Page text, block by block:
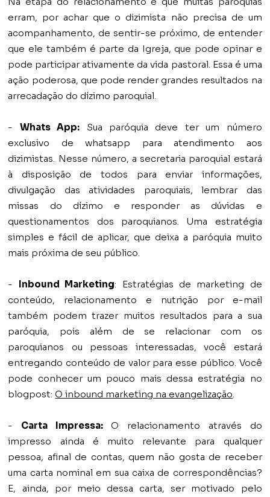
erram, por achar que o dizimista não precisa de um
acompanhamento, de sentir-se próximo, de entender
que ele também é parte da Igreja, que pode opinar e
pode participar ativamente da vida pastoral. Essa é uma
ação poderosa, que pode render grandes resultados na
arrecadação do dízimo paroquial.
- Whats App: Sua paróquia deve ter um número
exclusivo de whatsapp para atendimento aos
dizimistas. Nesse número, a secretaria paroquial estará
à disposição de todos para enviar informações,
divulgação das atividades paroquiais, lembrar das
missas do dízimo e responder as dúvidas e
questionamentos dos paroquianos. Uma estratégia
simples e fácil de aplicar, que deixa a paróquia muito
mais próxima de seu público.
- Inbound Marketing: Estratégias de marketing de
conteúdo, relacionamento e nutrição por e-mail
também podem trazer muitos resultados para a sua
paróquia, pois além de se relacionar com os
paroquianos ou pessoas interessadas, você estará
entregando conteúdo de valor para esse público. Você
pode conhecer um pouco mais dessa estratégia no
blogpost:O inbound marketing na evangelização
- Carta Impressa:O relacionamento através do
impresso ainda é muito relevante para qualquer
pessoa, afinal de contas, quem não gosta de receber
uma carta nominal em sua caixa de correspondências?
E, ainda, por meio dessa carta, ser motivado pelo